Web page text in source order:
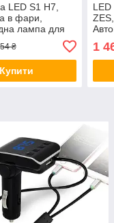
LED S1 H7,
в фари,
лампа для
лампа
₴
Купити
1